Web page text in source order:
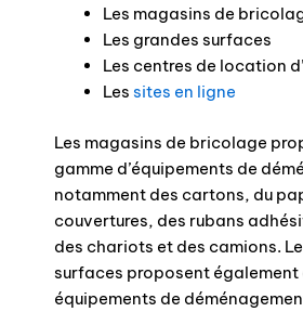
Les magasins de
Les grandes surfaces
Les centres de location
Les sites en ligne
Les magasins de bricolage
gamme d’équipements de
notamment des cartons, du
couvertures, des rubans
des chariots et des camions.
surfaces proposent également
équipements de